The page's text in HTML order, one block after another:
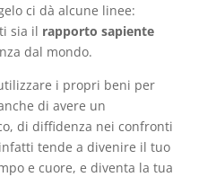
ci dà alcune linee:
sia il rapporto sapiente
dal mondo.
i propri beni per
di avere un
di diffidenza nei confronti
tende a divenire il tuo
e cuore, e diventa la tua